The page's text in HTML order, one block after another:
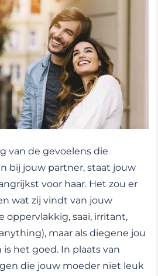
van de gevoelens die
bij jouw partner, staat jouw
voor haar. Het zou er
wat zij vindt van jouw
oppervlakkig, saai, irritant,
maar als diegene jou
het goed. In plaats van
die jouw moeder niet leuk